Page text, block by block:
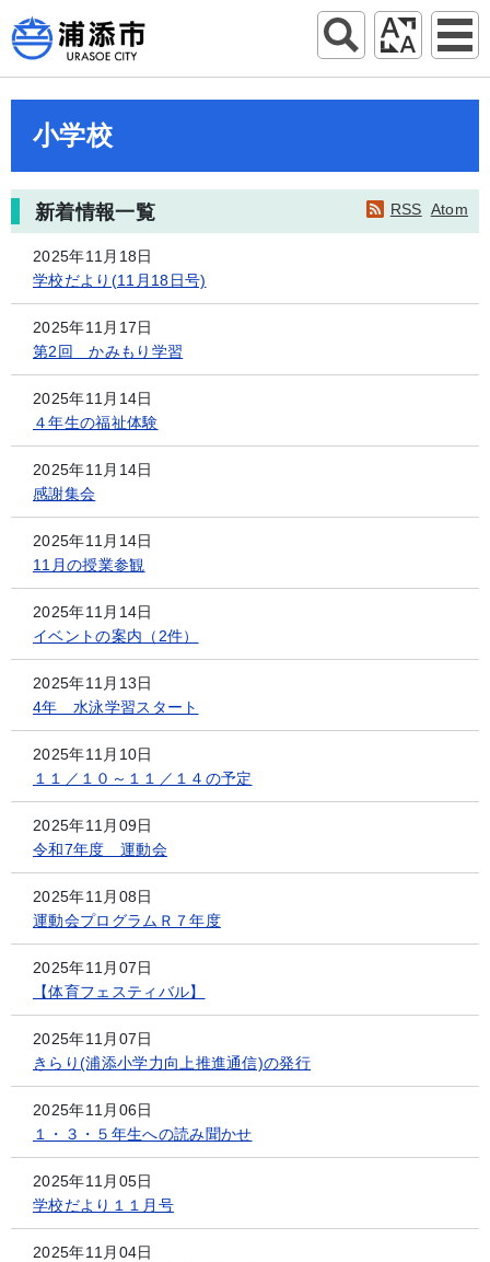
小学校
RSS Atom
新着情報一覧
2025年11月18日
学校だより(11月18日号)
2025年11月17日
第2回 かみもり学習
2025年11月14日
４年生の福祉体験
2025年11月14日
感謝集会
2025年11月14日
11月の授業参観
2025年11月14日
イベントの案内（2件）
2025年11月13日
4年 水泳学習スタート
2025年11月10日
１１／１０～１１／１４の予定
2025年11月09日
令和7年度 運動会
2025年11月08日
運動会プログラムＲ７年度
2025年11月07日
【体育フェスティバル】
2025年11月07日
きらり(浦添小学力向上推進通信)の発行
2025年11月06日
１・３・５年生への読み聞かせ
2025年11月05日
学校だより１１月号
2025年11月04日